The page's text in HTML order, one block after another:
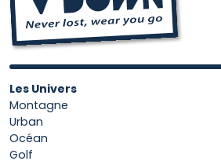
Les Univers
Montagne
Urban
Océan
Golf